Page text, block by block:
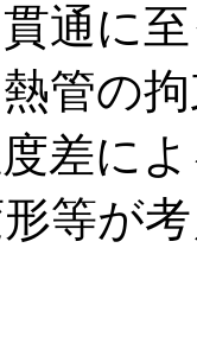
通に
管の拘
差に
等が